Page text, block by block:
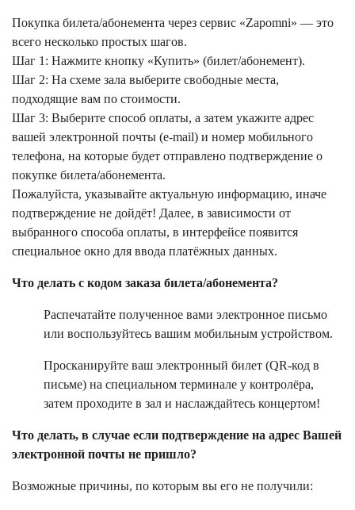
Покупка билета/абонемента через сервис «Zapomni» — это
всего несколько простых шагов.
Шаг 1: Нажмите кнопку «Купить» (билет/абонемент).
Шаг 2: На схеме зала выберите свободные места,
подходящие вам по стоимости.
Шаг 3: Выберите способ оплаты, а затем укажите адрес
вашей электронной почты (e-mail) и номер мобильного
телефона, на которые будет отправлено подтверждение о
покупке билета/абонемента.
Пожалуйста, указывайте актуальную информацию, иначе
подтверждение не дойдёт! Далее, в зависимости от
выбранного способа оплаты, в интерфейсе появится
специальное окно для ввода платёжных данных.
Что делать с кодом заказа билета/абонемента?
Распечатайте полученное вами электронное письмо
или воспользуйтесь вашим мобильным устройством.
Просканируйте ваш электронный билет (QR-код в
письме) на специальном терминале у контролёра,
затем проходите в зал и наслаждайтесь концертом!
Что делать, в случае если подтверждение на адрес Вашей
электронной почты не пришло?
Возможные причины, по которым вы его не получили: